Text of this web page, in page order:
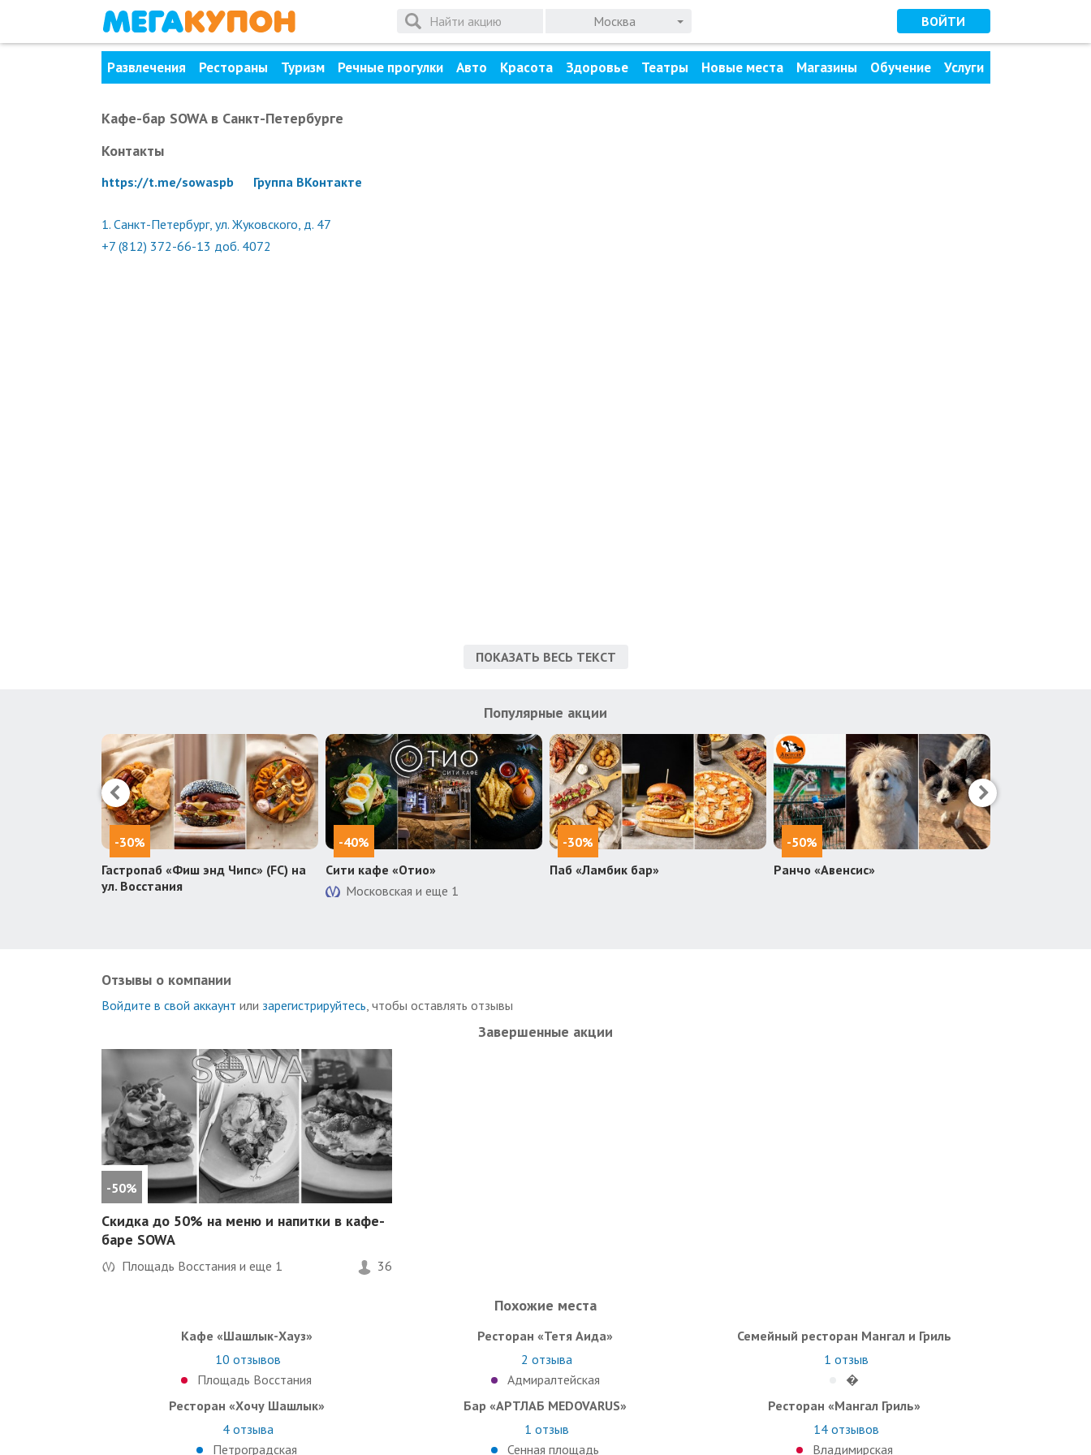
Москва ВОЙТИ
Развлечения Рестораны Туризм Речные прогулки Авто Красота Здоровье Театры Новые места Магазины Обучение Услуги
Кафе-бар SOWAв Санкт-Петербурге
Контакты
https://t.me/sowaspb Группа ВКонтакте
1. Санкт-Петербург, ул. Жуковского, д. 47
+7 (812) 372-66-13 доб. 4072
ПОКАЗАТЬ ВЕСЬ ТЕКСТ
Популярные акции
-30%
Гастропаб «Фиш энд Чипс» (FC) на
ул. Восстания
-40%
Сити кафе «Отио»
Московская и еще 1
-30%
Паб «Ламбик бар»
-50%
Ранчо «Авенсис»
Отзывы о компании
Войдите в свой аккаунт или зарегистрируйтесь , чтобы оставлять отзывы
Завершенные акции
-50%
Скидка до 50% на меню и напитки в кафе-
баре SOWA
Площадь Восстания и еще 1 36
Похожие места
Кафе «Шашлык-Хауз»
10 отзывов
Площадь Восстания
Ресторан «Тетя Аида»
2 отзыва
Адмиралтейская
Семейный ресторан Мангал и Гриль
1 отзыв
�
Ресторан «Хочу Шашлык»
4 отзыва
Петроградская
Бар «АРТЛАБ MEDOVARUS»
1 отзыв
Сенная площадь
Ресторан «Мангал Гриль»
14отзывов
Владимирская